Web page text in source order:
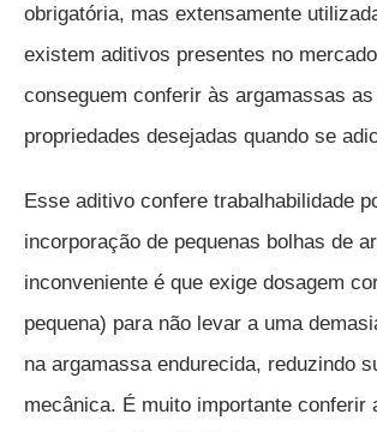
obrigatória, mas extensamente
existem aditivos presentes no
conseguem conferir às argamassas
propriedades desejadas quando se
Esse aditivo confere trabalhabilidade
incorporação de pequenas bolhas de
inconveniente é que exige dosagem
pequena) para não levar a uma
na argamassa endurecida, reduzindo
mecânica. É muito importante conferir